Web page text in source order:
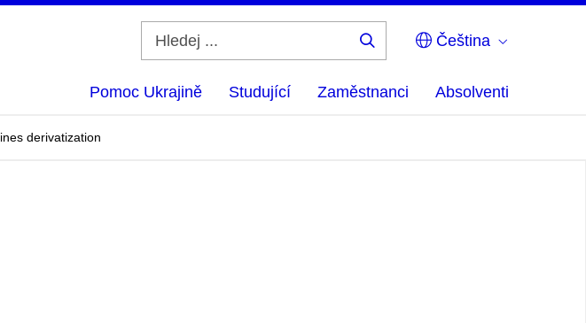
Čeština
Pomoc Ukrajině Studující Zaměstnanci Absolventi
derivatization